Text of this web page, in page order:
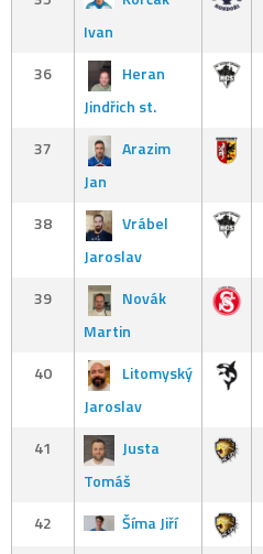
Ivan
36
Heran
Jindřich st.
37
Arazim
Jan
38
Vrábel
Jaroslav
39
Novák
Martin
40
Litomyský
Jaroslav
41
Justa
Tomáš
42 Šíma Jiří